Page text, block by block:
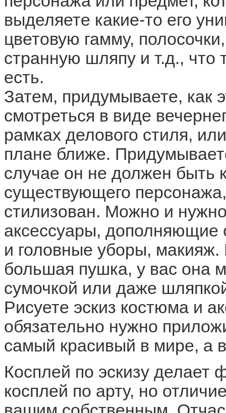
выделяете какие-то его
цветовую гамму,
странную шляпу и т.д.,
есть.
Затем, придумываете, как
смотреться в виде
рамках делового стиля,
плане ближе.
случае он не должен быть
существующего
стилизован. Можно и
аксессуары, дополняющие
и головные уборы,
большая пушка, у вас она
сумочкой или даже
Рисуете эскиз костюма и
обязательно нужно
самый красивый в мире, а
Косплей по эскизу
косплей по арту, но